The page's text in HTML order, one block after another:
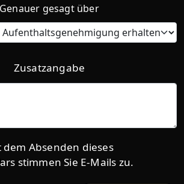
Genauer gesagt über
Zusatzangabe
Give
details
dem Absenden dieses
stimmen Sie E-Mails zu.